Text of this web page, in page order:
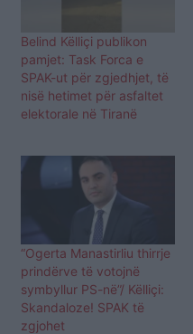
Belind Këlliçi publikon
pamjet: Task Forca e
SPAK-ut për zgjedhjet, të
nisë hetimet për asfaltet
elektorale në Tiranë
“Ogerta Manastirliu thirrje
prindërve të votojnë
symbyllur PS-në”/ Këlliçi:
Skandaloze! SPAK të
zgjohet